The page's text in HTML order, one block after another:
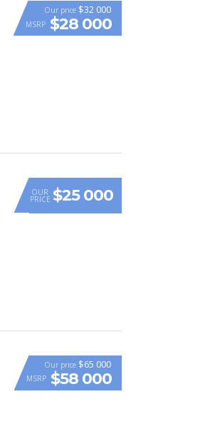
Our price $32 000
MSRP $28 000
OUR
PRICE $25 000
Our price $65 000
MSRP $58 000